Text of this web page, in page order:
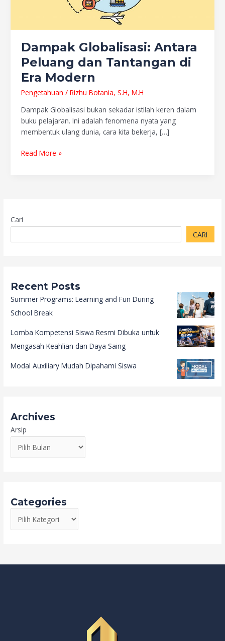
Dampak Globalisasi: Antara
Peluang dan Tantangan di
Era Modern
Pengetahuan / Rizhu Botania, S.H, M.H
Dampak Globalisasi bukan sekadar istilah keren dalam
buku pelajaran. Ini adalah fenomena nyata yang
membentuk ulang dunia, cara kita bekerja, […]
Read More »
Cari
CARI
Recent Posts
Summer Programs: Learning and Fun During
School Break
Lomba Kompetensi Siswa Resmi Dibuka untuk
Mengasah Keahlian dan Daya Saing
Modal Auxiliary Mudah Dipahami Siswa
Archives
Arsip
Categories